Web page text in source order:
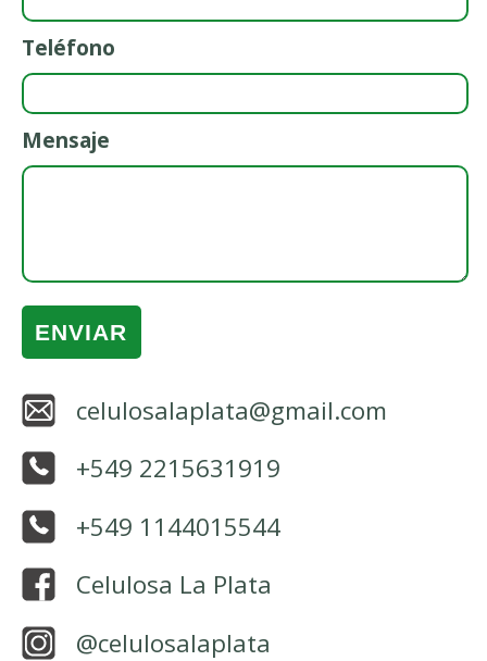
Teléfono
Mensaje
celulosalaplata@gmail.com
+549 2215631919
+549 1144015544
Celulosa La Plata
@celulosalaplata